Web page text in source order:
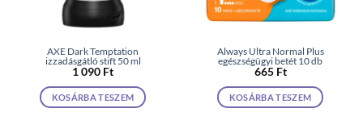
AXE Dark Temptation
izzadásgátló stift 50 ml
1 090 Ft
KOSÁRBA TESZEM
Always Ultra Normal Plus
egészségügyi betét 10 db
665 Ft
KOSÁRBA TESZEM